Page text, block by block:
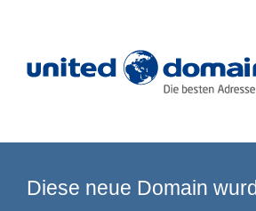
Diese neue Domain